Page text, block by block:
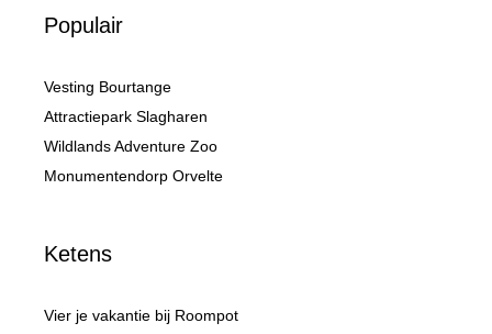
Populair
Vesting Bourtange
Attractiepark Slagharen
Wildlands Adventure Zoo
Monumentendorp Orvelte
Ketens
Vier je vakantie bij Roompot